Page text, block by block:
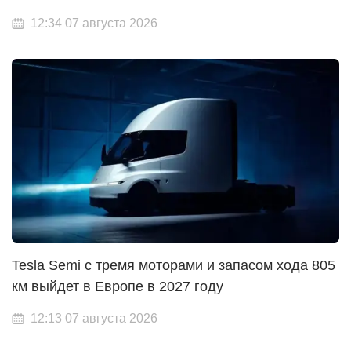
12:34 07 августа 2026
Tesla Semi с тремя моторами и запасом хода 805
км выйдет в Европе в 2027 году
12:13 07 августа 2026